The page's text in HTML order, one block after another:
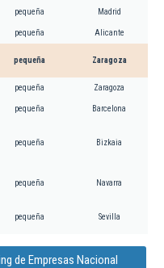
pequeña Madrid
pequeña Alicante
pequeña Zaragoza
pequeña Zaragoza
pequeña Barcelona
pequeña Bizkaia
pequeña Navarra
pequeña Sevilla
de Empresas Nacional